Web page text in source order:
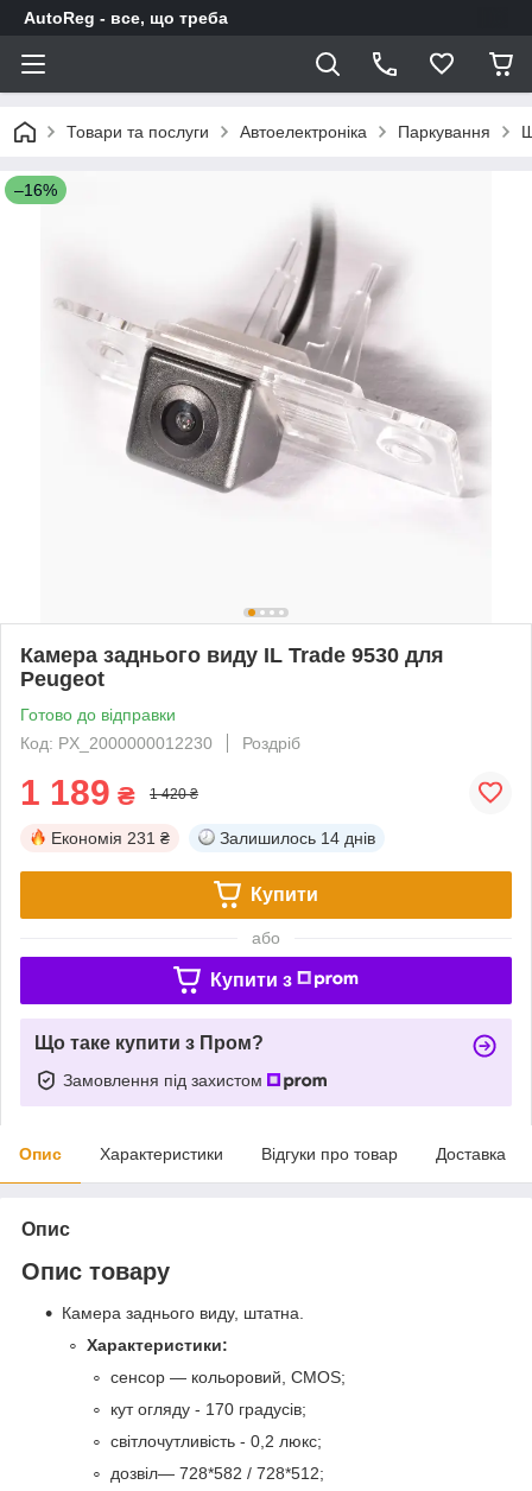
AutoReg - все, що треба
Товари та послуги Автоелектроніка Паркування
–16%
Камера заднього виду IL Trade 9530 для
Peugeot
Готово до відправки
Код: PX_2000000012230
Роздріб
1 189 ₴ 1 420 ₴
Економія 231 ₴ Залишилось 14 днів
Купити
або
Купити з
Що таке купити з Пром?
Замовлення під захистом
Опис Характеристики Відгуки про товар Доставка
Опис
Опис товару
Камера заднього виду, штатна.
Характеристики:
сенсор — кольоровий, CMOS;
кут огляду - 170 градусів;
світлочутливість - 0,2 люкс;
дозвіл— 728*582 / 728*512;